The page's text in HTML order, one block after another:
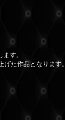
す。
た作品となります。